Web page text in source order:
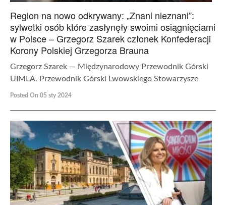
Region na nowo odkrywany: „Znani nieznani”:
sylwetki osób które zasłynęły swoimi osiągnięciami
w Polsce – Grzegorz Szarek członek Konfederacji
Korony Polskiej Grzegorza Brauna
Grzegorz Szarek — Międzynarodowy Przewodnik Górski
UIMLA. Przewodnik Górski Lwowskiego Stowarzysze
Posted On 05 sty 2024